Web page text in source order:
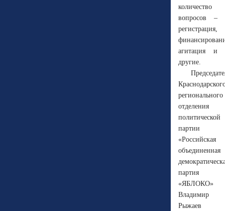
количество
вопросов –
регистрация,
агитация и
другие.
регионального
отделения
политической
партии
«Российская
объединенная
партия
«ЯБЛОКО»
Владимир
Рыжаев